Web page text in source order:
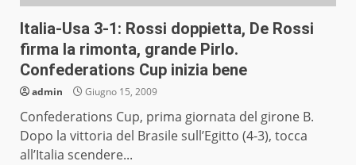
Italia-Usa 3-1: Rossi doppietta, De Rossi
firma la rimonta, grande Pirlo.
Confederations Cup inizia bene
admin Giugno 15, 2009
Confederations Cup, prima giornata del girone B.
Dopo la vittoria del Brasile sull’Egitto (4-3), tocca
all’Italia scendere...